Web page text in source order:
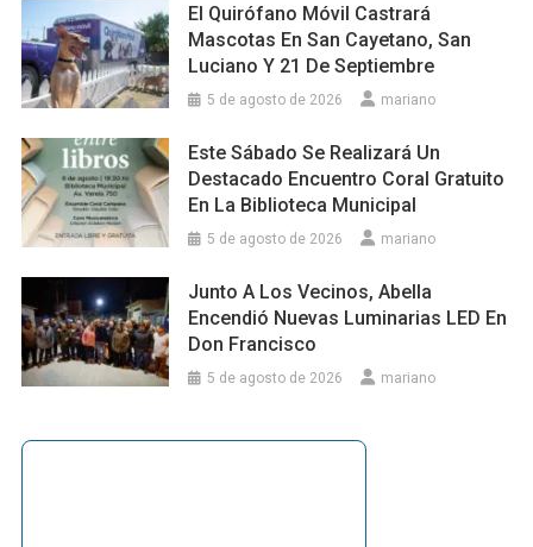
El Quirófano Móvil Castrará
Mascotas En San Cayetano, San
Luciano Y 21 De Septiembre
5 de agosto de 2026 mariano
Este Sábado Se Realizará Un
Destacado Encuentro Coral Gratuito
En La Biblioteca Municipal
5 de agosto de 2026 mariano
Junto A Los Vecinos, Abella
Encendió Nuevas Luminarias LED En
Don Francisco
5 de agosto de 2026 mariano